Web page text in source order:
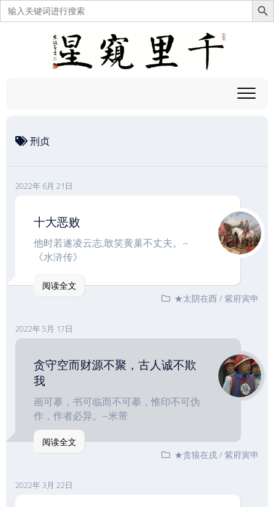
搜
索：
刑贞
2022年 6月 21日
十大恶败
他时若遂凌云志,敢笑黄巢不丈夫。–
《水浒传》
阅读全文
★太阴在酉/紫府寅申
2022年 5月 17日
贪守空而财源不聚，古人诚不欺
我
画可摹，书可临而不可摹，惟印不可伪
作，作者必异。–米芾
阅读全文
★贪狼在戌/紫府寅申
2022年 3月 22日